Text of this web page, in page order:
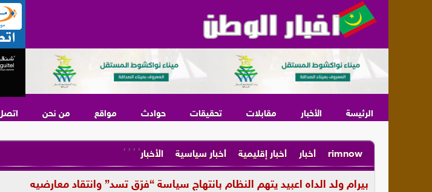
الرئيسة الأخبار مقابلات تحقيقات حوادث مواقع من نحن
rimnow
,
أخبار
,
أخبار إقليمية
,
أخبار سياسية
,
الأخبار
بيرام ولد الداه اعبيد يتهم النظام بانتهاج سياسة “فرّق تسد” وانتقاد معارضيه